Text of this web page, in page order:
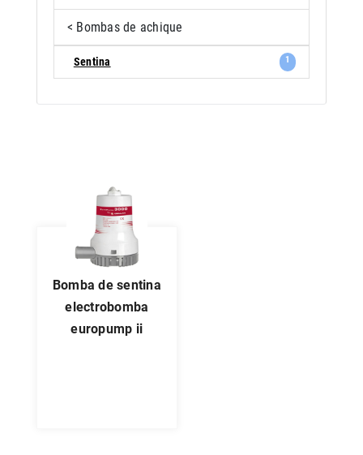
< Bombas de achique
Sentina 1
bomba de sentina
electrobomba
europump ii